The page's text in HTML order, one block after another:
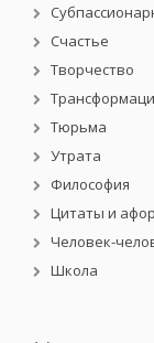
Счастье
Творчество
Тюрьма
Утрата
Философия
Цитаты и
Человек-
Школа